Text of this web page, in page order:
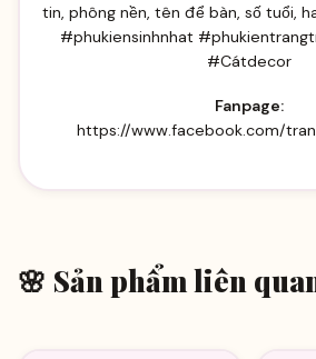
tin, phông nền, tên để bàn, số tuổi,
#phukiensinhnhat
#Cátdecor
Fanpage:
https://www.facebook.com/
🌸 Sản phẩm liên